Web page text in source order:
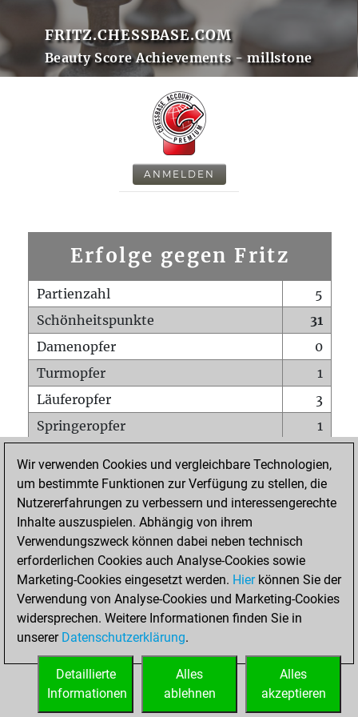
FRITZ.CHESSBASE.COM
Beauty Score Achievements - millstone
ANMELDEN
Erfolge gegen Fritz
Partienzahl
5
Schönheitspunkte
31
Damenopfer
0
Turmopfer
1
Läuferopfer
3
Springeropfer
1
Matt auf vollem Brett
0
Bauer setzt Matt
0
Erstickte Matts
Unterverwandlungen
Türme auf der siebten
0
STARTSEITE
Wir verwenden Cookies und vergleichbare Technologien,
um bestimmte Funktionen zur Verfügung zu stellen, die
Nutzererfahrungen zu verbessern und interessengerechte
Inhalte auszuspielen. Abhängig von ihrem
Verwendungszweck können dabei neben technisch
erforderlichen Cookies auch Analyse-Cookies sowie
Marketing-Cookies eingesetzt werden. Hierkönnen Sie der
Verwendung von Analyse-Cookies und Marketing-Cookies
widersprechen. Weitere Informationen finden Sie in
unserer Datenschutzerklärung.
Alles
akzeptieren
Alles
ablehnen
Detaillierte
Informationen